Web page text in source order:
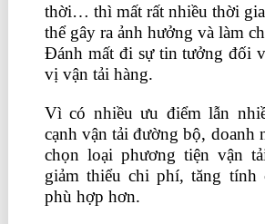
thời… thì mất rất nhiều thời
thể gây ra ảnh hưởng và làm
Đánh mất đi sự tin tưởng đối
vị vận tải hàng.
Vì có nhiều ưu điểm lẫn
cạnh vận tải đường bộ, doanh
chọn loại phương tiện vận
giảm thiểu chi phí, tăng tính
phù hợp hơn.